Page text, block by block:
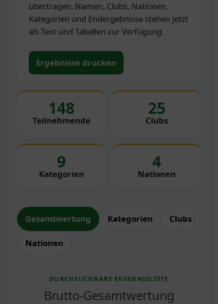
übertragen. Namen, Clubs, Nationen,
Kategorien und Endergebnisse stehen jetzt
als Text und Tabellen zur Verfügung.
Ergebnisse drucken
148
Teilnehmende
25
Clubs
9
Kategorien
4
Nationen
Gesamtwertung Kategorien Clubs
Nationen
DURCHSUCHBARE ERGEBNISLISTE
Brutto-Gesamtwertung